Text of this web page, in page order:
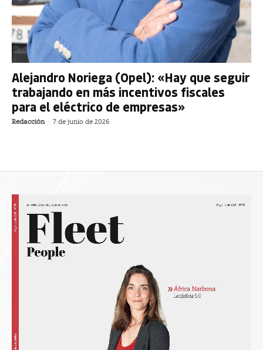
Alejandro Noriega (Opel): «Hay que seguir
trabajando en más incentivos fiscales
para el eléctrico de empresas»
Redacción - 7 de junio de 2026